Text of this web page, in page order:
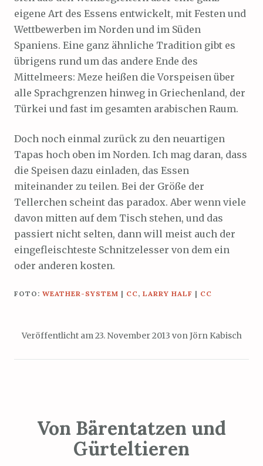
eigene Art des Essens entwickelt, mit Festen und
Wettbewerben im Norden und im Süden
Spaniens. Eine ganz ähnliche Tradition gibt es
übrigens rund um das andere Ende des
Mittelmeers: Meze heißen die Vorspeisen über
alle Sprachgrenzen hinweg in Griechenland, der
Türkei und fast im gesamten arabischen Raum.
Doch noch einmal zurück zu den neuartigen
Tapas hoch oben im Norden. Ich mag daran, dass
die Speisen dazu einladen, das Essen
miteinander zu teilen. Bei der Größe der
Tellerchen scheint das paradox. Aber wenn viele
davon mitten auf dem Tisch stehen, und das
passiert nicht selten, dann will meist auch der
eingefleischteste Schnitzelesser von dem ein
oder anderen kosten.
FOTO: WEATHER-SYSTEM | CC, LARRY HALF | CC
Veröffentlicht am 23. November 2013 von Jörn Kabisch
Von Bärentatzen und
Gürteltieren